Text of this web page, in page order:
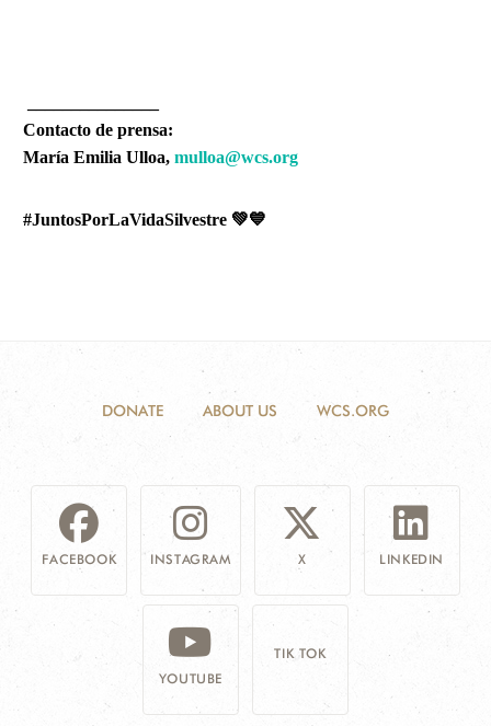
Contacto de prensa:
María Emilia Ulloa, mulloa@wcs.org
#JuntosPorLaVidaSilvestre 💚💙
DONATE ABOUT US WCS.ORG
FACEBOOK INSTAGRAM X LINKEDIN
YOUTUBE
TIK TOK